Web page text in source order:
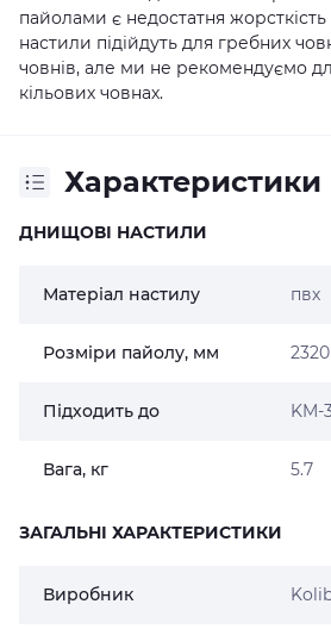
пайолами є недостатня жорсткість
настили підійдуть для гребних
човнів, але ми не рекомендуємо
кільових човнах.
Характеристики
ДНИЩОВІ НАСТИЛИ
Матеріал настилу пвх
Розміри пайолу, мм
Підходить до KM-
Вага, кг 5.7
ЗАГАЛЬНІ ХАРАКТЕРИСТИКИ
Виробник